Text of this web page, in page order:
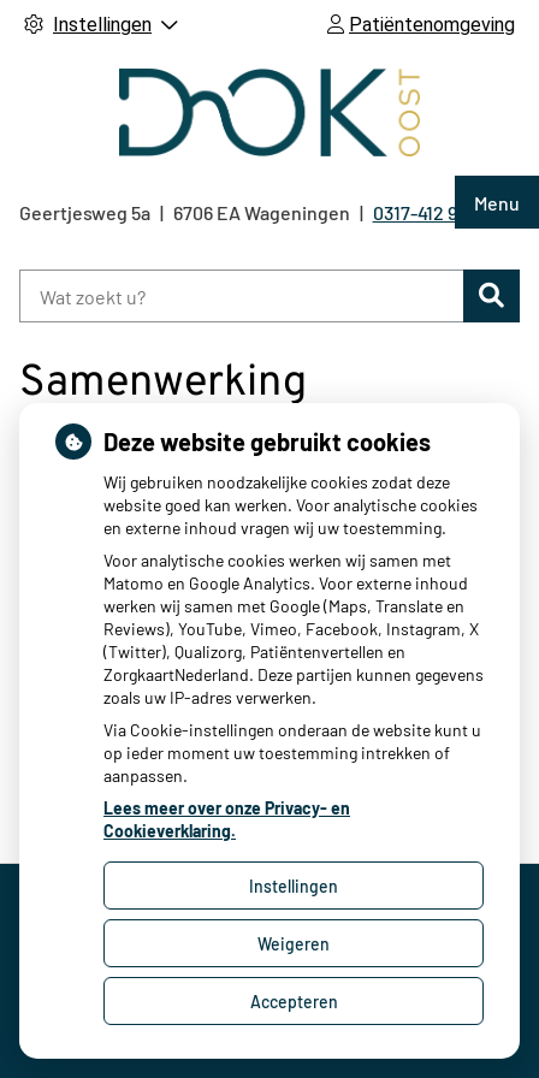
Instellingen Patiëntenomgeving
Menu
Geertjesweg 5a 6706 EA Wageningen Tel:
0317-412 921
Samenwerking
Service Apotheek Churchill
Service Apotheek Churchill, die ook in ons centrum is
gevestigd biedt alle denkbare service op het gebied van
medicatie voorziening. De Churchill apotheek staat klaar
om u van dienst te zijn.
Uw Zorg Online|Beheer
Cookie-instellingen
Deze website gebruikt cookies
Wij gebruiken noodzakelijke cookies zodat deze
website goed kan werken. Voor analytische cookies
en externe inhoud vragen wij uw toestemming.
Voor analytische cookies werken wij samen met
Matomo en Google Analytics. Voor externe inhoud
werken wij samen met Google (Maps, Translate en
Reviews), YouTube, Vimeo, Facebook, Instagram, X
(Twitter), Qualizorg, Patiëntenvertellen en
ZorgkaartNederland. Deze partijen kunnen gegevens
zoals uw IP-adres verwerken.
Via Cookie-instellingen onderaan de website kunt u
op ieder moment uw toestemming intrekken of
aanpassen.
Lees meer over onze Privacy- en
Cookieverklaring.
Instellingen
Weigeren
Accepteren